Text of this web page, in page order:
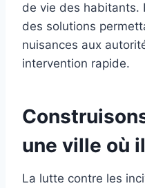
de vie des habitants.
des solutions
nuisances aux
intervention rapide.
une ville où
La lutte contre les